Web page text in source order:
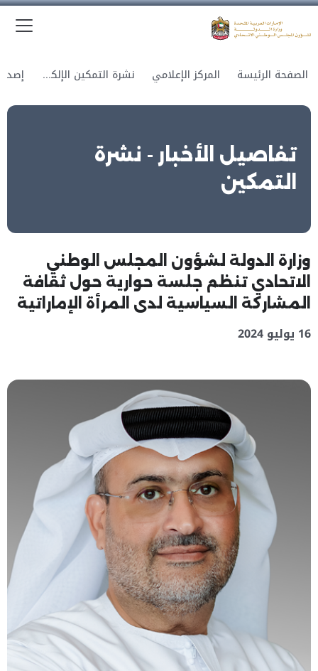
الصفحة الرئيسة المركز الإعلامي نشرة التمكين الإلكترونية
تفاصيل الأخبار - نشرة
التمكين
وزارة الدولة لشؤون المجلس الوطني
الاتحادي تنظم جلسة حوارية حول ثقافة
المشاركة السياسية لدى المرأة الإماراتية
16 يوليو 2024